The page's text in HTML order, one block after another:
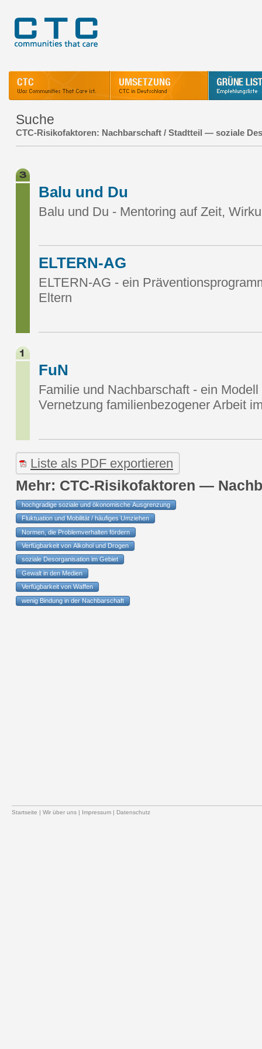
Suche
CTC-Risikofaktoren: Nachbarschaft / Stadtteil — soziale
Balu und Du
Balu und Du - Mentoring auf Zeit,
ELTERN-AG
ELTERN-AG - ein
Eltern
FuN
Familie und Nachbarschaft - ein
Vernetzung familienbezogener Arbeit
Liste als PDF exportieren
Mehr: CTC-Risikofaktoren —
hochgradige soziale und ökonomische Ausgrenzung
Fluktuation und Mobilität / häufiges Umziehen
Normen, die Problemverhalten fördern
Verfügbarkeit von Alkohol und Drogen
soziale Desorganisation im Gebiet
Gewalt in den Medien
Verfügbarkeit von Waffen
wenig Bindung in der Nachbarschaft
Startseite Wir über uns Impressum Datenschutz